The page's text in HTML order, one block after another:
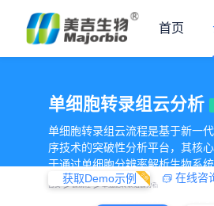
首页
单细胞转录组云分析
单细胞转录组云流程是基于新一代
序技术的突破性分析平台，其核
于通过单细胞分辨率解析生物系
细胞群体的基因表达特征。与传统
获取Demo示例 在线咨
首页 > 云流程 > 单细胞转录组云分析